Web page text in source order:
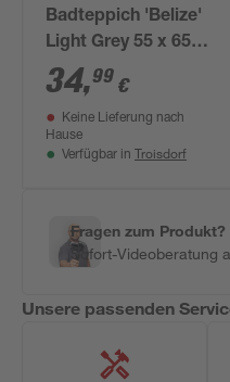
Badteppich 'Belize'
Light Grey 55 x 65
cm
34,99 €
Keine Lieferung nach
Hause
Verfügbar in Troisdorf
Fragen zum Produkt?
Sofort-Videoberatung
Unsere passenden